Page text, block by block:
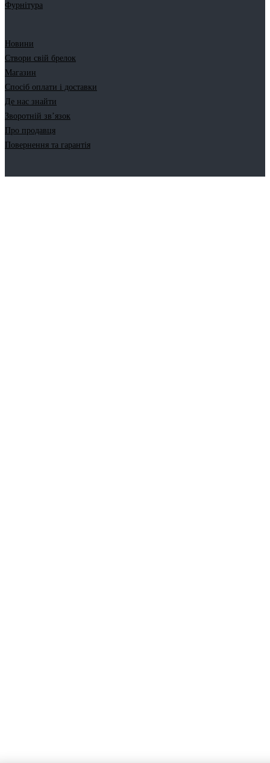
Фурнітура
Новини
Створи свій брелок
Магазин
Спосіб оплати і доставки
Де нас знайти
Зворотній зв’язок
Про продавця
Повернення та гарантія